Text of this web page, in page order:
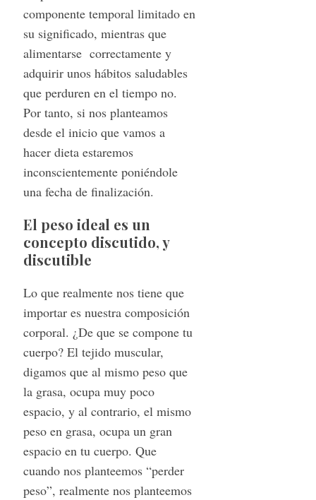
componente temporal limitado en
su significado, mientras que
alimentarse correctamente y
adquirir unos hábitos saludables
que perduren en el tiempo no.
Por tanto, si nos planteamos
desde el inicio que vamos a
hacer dieta estaremos
inconscientemente poniéndole
una fecha de finalización.
El peso ideal es un
concepto discutido, y
discutible
Lo que realmente nos tiene que
importar es nuestra composición
corporal. ¿De que se compone tu
cuerpo? El tejido muscular,
digamos que al mismo peso que
la grasa, ocupa muy poco
espacio, y al contrario, el mismo
peso en grasa, ocupa un gran
espacio en tu cuerpo. Que
cuando nos planteemos “perder
peso”, realmente nos planteemos